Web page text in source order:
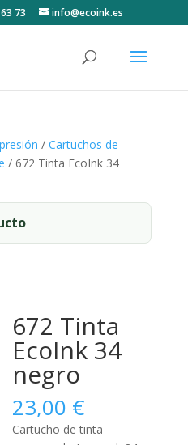
73 info@ecoink.es
/ Cartuchos de
/ 672 Tinta EcoInk 34
672 Tinta
EcoInk 34
negro
23,00 €
Cartucho de tinta